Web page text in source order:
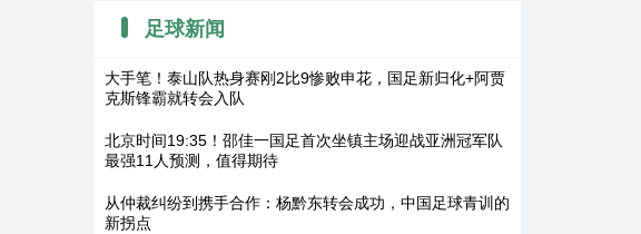
足球新闻
大手笔！泰山队热身赛刚2比9惨败申花，国足新归化+阿贾
克斯锋霸就转会入队
北京时间19:35！邵佳一国足首次坐镇主场迎战亚洲冠军队
最强11人预测，值得期待
从仲裁纠纷到携手合作：杨黔东转会成功，中国足球青训的
新拐点